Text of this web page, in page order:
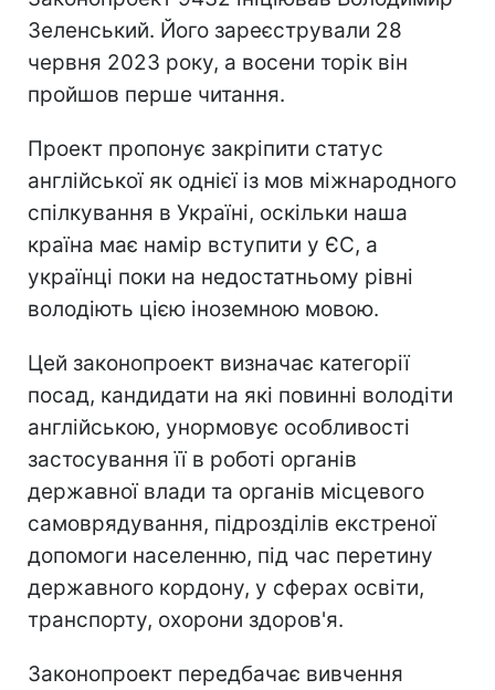
Зеленський. Його зареєстрували 28
червня 2023 року, а восени торік він
пройшов перше читання.
Проект пропонує закріпити статус
англійської як однієї із мов міжнародного
спілкування в Україні, оскільки наша
країна має намір вступити у ЄС, а
українці поки на недостатньому рівні
володіють цією іноземною мовою.
Цей законопроект визначає категорії
посад, кандидати на які повинні володіти
англійською, унормовує особливості
застосування її в роботі органів
державної влади та органів місцевого
самоврядування, підрозділів екстреної
допомоги населенню, під час перетину
державного кордону, у сферах освіти,
транспорту, охорони здоров'я.
Законопроект передбачає вивчення